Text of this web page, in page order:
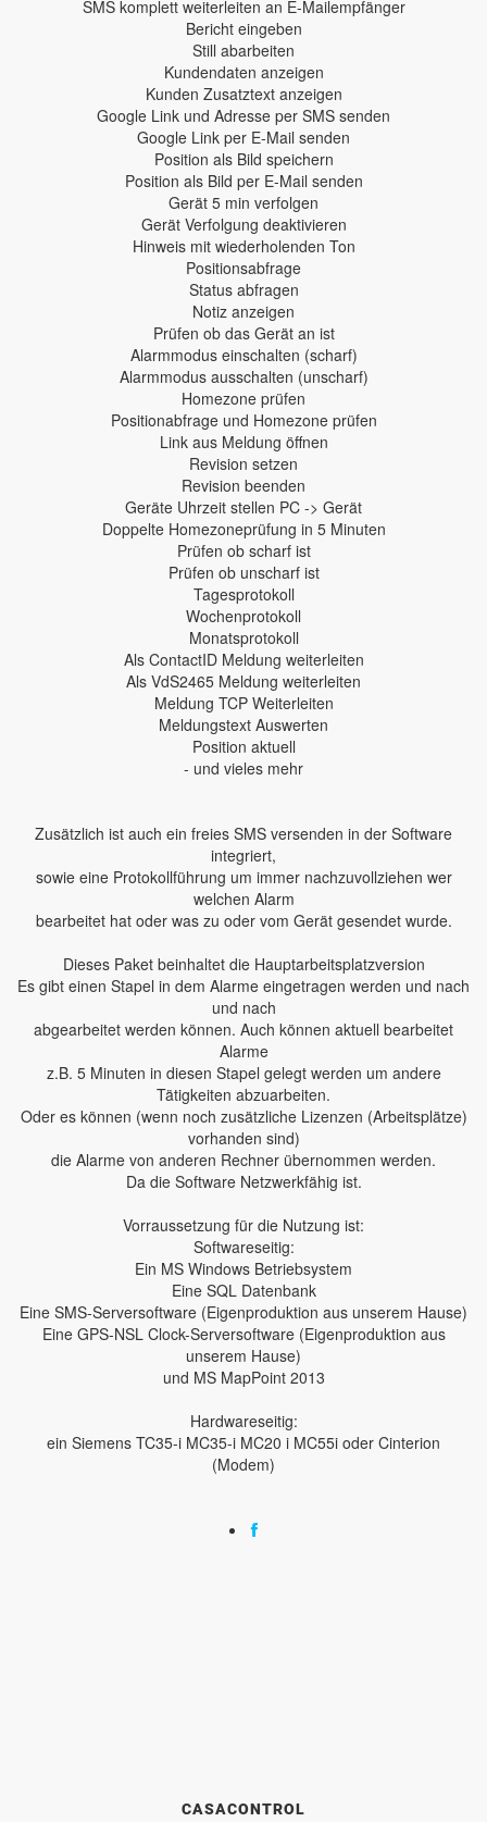
SMS komplett weiterleiten an E-Mailempfänger
Bericht eingeben
Still abarbeiten
Kundendaten anzeigen
Kunden Zusatztext anzeigen
Google Link und Adresse per SMS senden
Google Link per E-Mail senden
Position als Bild speichern
Position als Bild per E-Mail senden
Gerät 5 min verfolgen
Gerät Verfolgung deaktivieren
Hinweis mit wiederholenden Ton
Positionsabfrage
Status abfragen
Notiz anzeigen
Prüfen ob das Gerät an ist
Alarmmodus einschalten (scharf)
Alarmmodus ausschalten (unscharf)
Homezone prüfen
Positionabfrage und Homezone prüfen
Link aus Meldung öffnen
Revision setzen
Revision beenden
Geräte Uhrzeit stellen PC -> Gerät
Doppelte Homezoneprüfung in 5 Minuten
Prüfen ob scharf ist
Prüfen ob unscharf ist
Tagesprotokoll
Wochenprotokoll
Monatsprotokoll
Als ContactID Meldung weiterleiten
Als VdS2465 Meldung weiterleiten
Meldung TCP Weiterleiten
Meldungstext Auswerten
Position aktuell
- und vieles mehr
Zusätzlich ist auch ein freies SMS versenden in der Software
integriert,
sowie eine Protokollführung um immer nachzuvollziehen wer
welchen Alarm
bearbeitet hat oder was zu oder vom Gerät gesendet wurde.
Dieses Paket beinhaltet die Hauptarbeitsplatzversion
Es gibt einen Stapel in dem Alarme eingetragen werden und nach
und nach
abgearbeitet werden können. Auch können aktuell bearbeitet
Alarme
z.B. 5 Minuten in diesen Stapel gelegt werden um andere
Tätigkeiten abzuarbeiten.
Oder es können (wenn noch zusätzliche Lizenzen (Arbeitsplätze)
vorhanden sind)
die Alarme von anderen Rechner übernommen werden.
Da die Software Netzwerkfähig ist.
Vorraussetzung für die Nutzung ist:
Softwareseitig:
Ein MS Windows Betriebsystem
Eine SQL Datenbank
Eine SMS-Serversoftware (Eigenproduktion aus unserem Hause)
Eine GPS-NSL Clock-Serversoftware (Eigenproduktion aus
unserem Hause)
und MS MapPoint 2013
Hardwareseitig:
ein Siemens TC35-i MC35-i MC20 i MC55i oder Cinterion
(Modem)
CASACONTROL